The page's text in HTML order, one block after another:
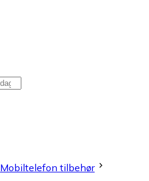
Mobiltelefon tilbehør